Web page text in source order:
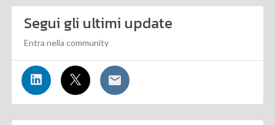
Segui gli ultimi update
Entra nella community